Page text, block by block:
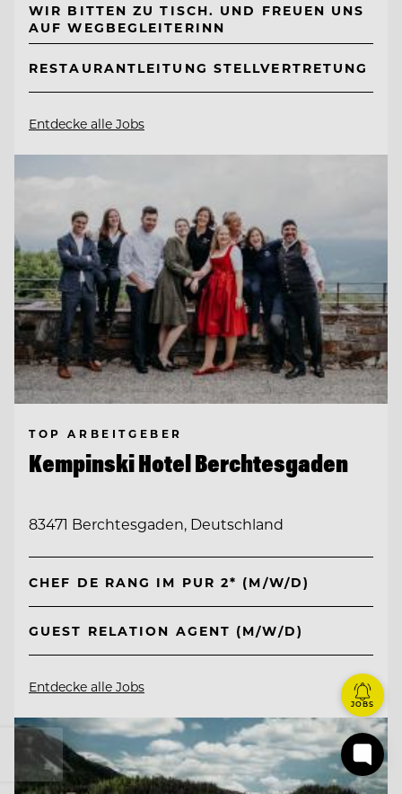
WIR BITTEN ZU TISCH. UND FREUEN UNS
AUF WEGBEGLEITERINN
RESTAURANTLEITUNG STELLVERTRETUNG
Entdecke alle Jobs
TOP ARBEITGEBER
Kempinski Hotel Berchtesgaden
83471 Berchtesgaden, Deutschland
CHEF DE RANG IM PUR 2* (M/W/D)
GUEST RELATION AGENT (M/W/D)
Entdecke alle Jobs
JOBS